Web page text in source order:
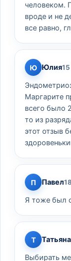
человеком.
вроде и не
все равно,
Ю Юлия
Маргарите
всего было
то из
этот отзыв
П Павел
Я тоже был
Т Татьяна
Выбирать